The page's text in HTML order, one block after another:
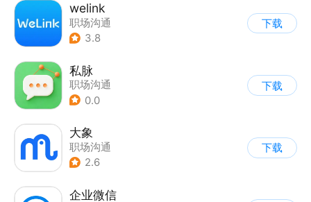
welink
职场沟通
3.8
下载
私脉
职场沟通
0.0
下载
大象
职场沟通
2.6
下载
企业微信